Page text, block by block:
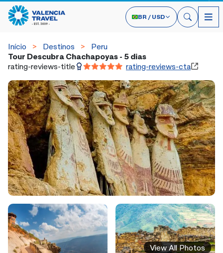
BR / USD
Início Destinos
Peru
Tour Descubra Chachapoyas - 5 dias
rating-reviews-title
rating-reviews-cta
View All Photos